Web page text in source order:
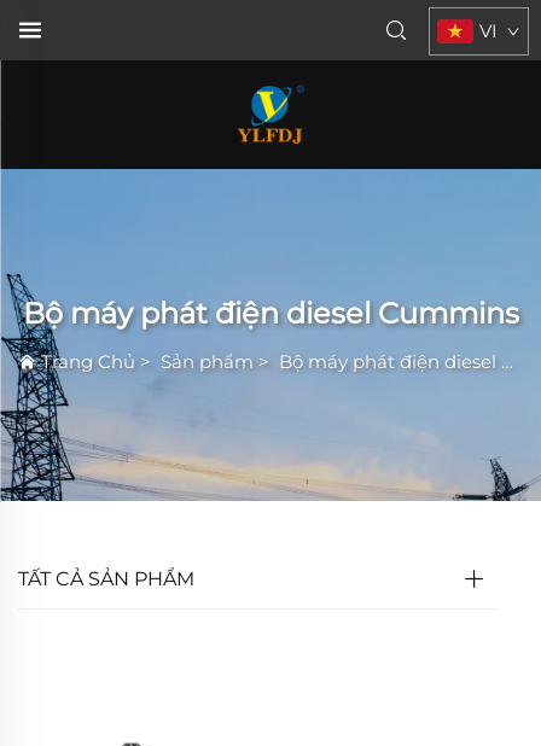
VI
Bộ máy phát điện diesel Cummins
Trang Chủ > Sản phẩm > Bộ máy phát điện diesel Cummins
TẤT CẢ SẢN PHẨM